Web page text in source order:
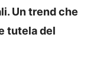
Un trend che
tutela del